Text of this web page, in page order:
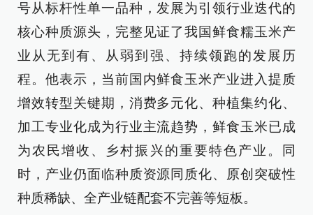
号从标杆性单一品种，发展为引领行业迭代的
核心种质源头，完整见证了我国鲜食糯玉米产
业从无到有、从弱到强、持续领跑的发展历
程。他表示，当前国内鲜食玉米产业进入提质
增效转型关键期，消费多元化、种植集约化、
加工专业化成为行业主流趋势，鲜食玉米已成
为农民增收、乡村振兴的重要特色产业。同
时，产业仍面临种质资源同质化、原创突破性
种质稀缺、全产业链配套不完善等短板。